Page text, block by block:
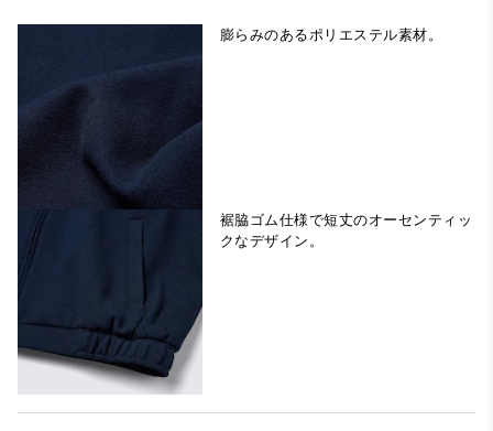
膨らみのあるポリエステル素材。
裾脇ゴム仕様で短丈のオーセンティッ
クなデザイン。